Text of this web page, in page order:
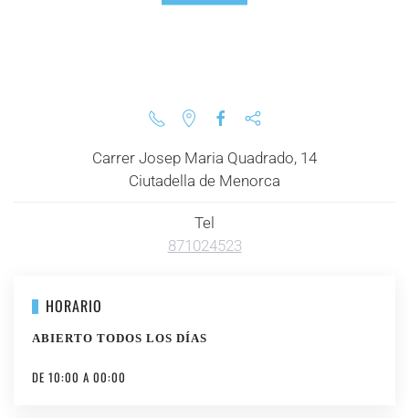
Carrer Josep Maria Quadrado, 14
Ciutadella de Menorca
Tel
871024523
HORARIO
ABIERTO TODOS LOS DÍAS
DE 10:00 A 00:00